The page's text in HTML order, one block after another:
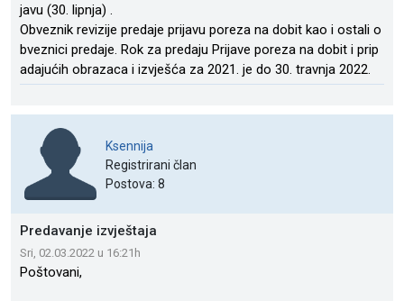
javu (30. lipnja) .
Obveznik revizije predaje prijavu poreza na dobit kao i ostali o
bveznici predaje. Rok za predaju Prijave poreza na dobit i prip
adajućih obrazaca i izvješća za 2021. je do 30. travnja 2022.
Ksennija
Registrirani član
Postova: 8
Predavanje izvještaja
Sri, 02.03.2022 u 16:21h
Poštovani,